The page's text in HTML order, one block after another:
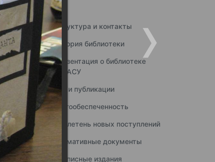
Структура и контакты
История библиотеки
Презентация о библиотеке
ННГАСУ
Наши публикации
Книгообеспеченность
Бюллетень новых поступлений
Нормативные документы
Подписные издания